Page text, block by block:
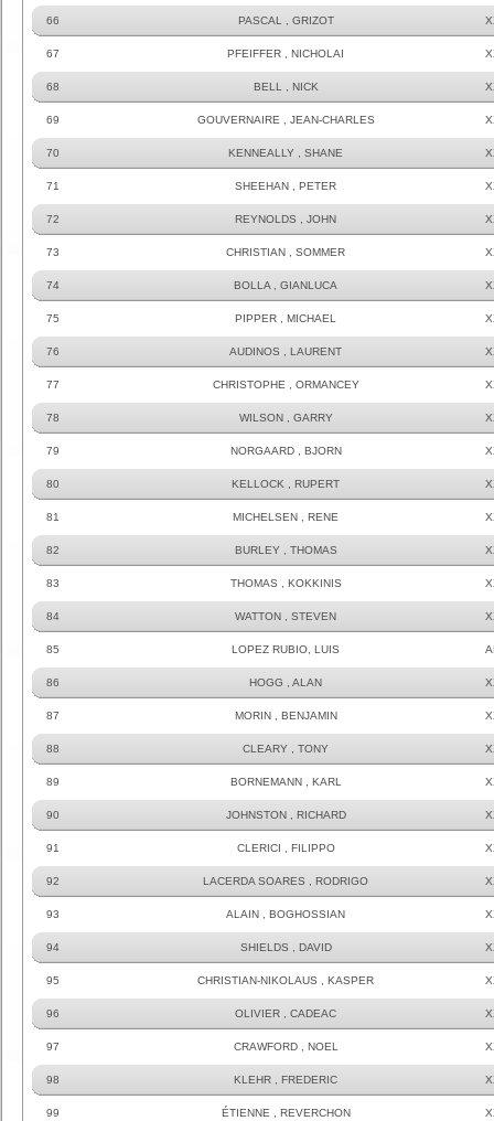
66 PASCAL , GRIZOT
67 PFEIFFER , NICHOLAI
68 BELL , NICK
69 GOUVERNAIRE , JEAN-CHARLES
70 KENNEALLY , SHANE
71 SHEEHAN , PETER
72 REYNOLDS , JOHN
73 CHRISTIAN , SOMMER
74 BOLLA , GIANLUCA
75 PIPPER , MICHAEL
76 AUDINOS , LAURENT
77 CHRISTOPHE , ORMANCEY
78 WILSON , GARRY
79 NORGAARD , BJORN
80 KELLOCK , RUPERT
81 MICHELSEN , RENE
82 BURLEY , THOMAS
83 THOMAS , KOKKINIS
84 WATTON , STEVEN
85 LOPEZ RUBIO, LUIS
86 HOGG , ALAN
87 MORIN , BENJAMIN
88 CLEARY , TONY
89 BORNEMANN , KARL
90 JOHNSTON , RICHARD
91 CLERICI , FILIPPO
92 LACERDA SOARES , RODRIGO
93 ALAIN , BOGHOSSIAN
94 SHIELDS , DAVID
95 CHRISTIAN-NIKOLAUS , KASPER
96 OLIVIER , CADEAC
97 CRAWFORD , NOEL
98 KLEHR , FREDERIC
99 ÉTIENNE , REVERCHON